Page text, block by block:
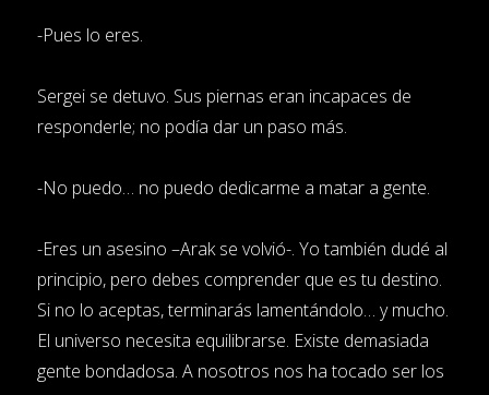
-Pues lo eres.
Sergei se detuvo. Sus piernas eran incapaces de
responderle; no podía dar un paso más.
-No puedo… no puedo dedicarme a matar a gente.
-Eres un asesino –Arak se volvió-. Yo también dudé al
principio, pero debes comprender que es tu destino.
Si no lo aceptas, terminarás lamentándolo… y mucho.
El universo necesita equilibrarse. Existe demasiada
gente bondadosa. A nosotros nos ha tocado ser los